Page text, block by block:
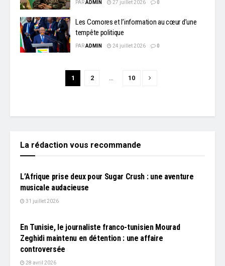
PARADMIN 27 juillet 2026 0
Les Comores et l’information au cœur d’une
tempête politique
PARADMIN 24 juillet 2026 0
1 2 … 10
La rédaction vous recommande
L'EDITO
L’Afrique prise deux pour Sugar Crush : une aventure
musicale audacieuse
31 juillet 2026
En Tunisie, le journaliste franco-tunisien Mourad
Zeghidi maintenu en détention : une affaire
controversée
28 avril 2026